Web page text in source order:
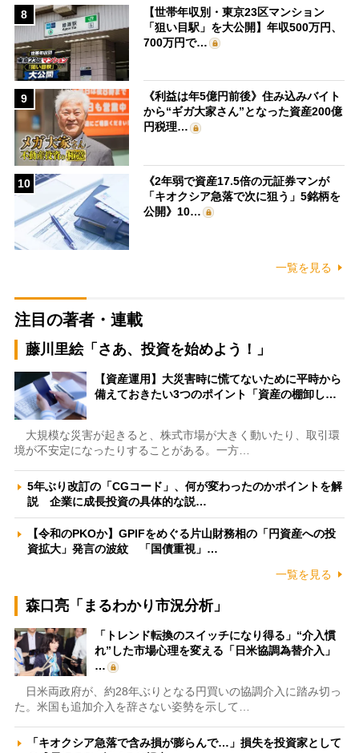
8
【世帯年収別・東京23区マンション
「狙い目駅」を大公開】年収500万円、
700万円で…
9
《利益は年5億円前後》住み込みバイト
から“ギガ大家さん”となった資産200億
円税理…
10
《2年弱で資産17.5倍の元証券マンが
「キオクシア急落で次に狙う」5銘柄を
公開》10…
一覧を見る
注目の著者・連載
藤川里絵「さあ、投資を始めよう！」
【資産運用】大災害時に慌てないために平時から
備えておきたい3つのポイント「資産の棚卸し…
大規模な災害が起きると、株式市場が大きく動いたり、取引環
境が不安定になったりすることがある。一方…
5年ぶり改訂の「CGコード」、何が変わったのかポイントを解
説 企業に成長投資の具体的な説…
【令和のPKOか】GPIFをめぐる片山財務相の「円資産への投
資拡大」発言の波紋 「国債重視」…
一覧を見る
森口亮「まるわかり市況分析」
「トレンド転換のスイッチになり得る」“介入慣
れ”した市場心理を変える「日米協調為替介入」
…
日米両政府が、約28年ぶりとなる円買いの協調介入に踏み切っ
た。米国も追加介入を辞さない姿勢を示して…
「キオクシア急落で含み損が膨らんで…」損失を投資家として